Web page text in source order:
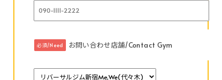
必須/Need お問い合わせ店舗/Contact Gym